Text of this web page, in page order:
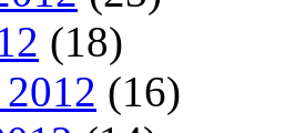
(18)
(16)